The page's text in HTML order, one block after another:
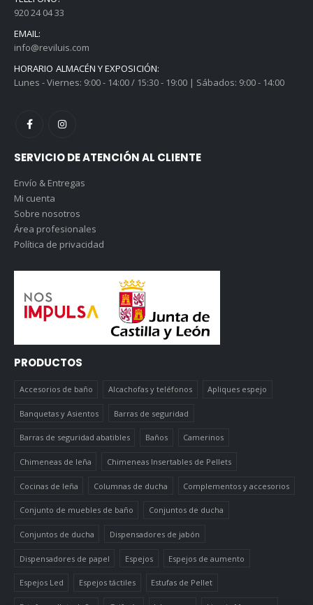
920 24 04 33
EMAIL:
info@reviluis.com
HORARIO ALMACÉN Y EXPOSICIÓN:
Lunes - Viernes: 9:00 - 14:00 / 15:30 - 19:00 | Sábados: 9:00 - 14:00
SERVICIO DE ATENCIÓN AL CLIENTE
Envío & Entregas
Mi cuenta
Sobre nosotros
Área profesionales
Política de privacidad
PRODUCTOS
Accesorios de baño Alcachofas y teléfonos Apliques espejo
Banquetas y Asientos Barras de seguridad
Barras de seguridad abatibles Baños Camerinos
Chimeneas de leña Chimeneas Insertables de Pellets
Cocinas de leña Columnas de ducha Complementos y accesorios
Conjunto de muebles de baño Conjuntos de ducha
Conjuntos de ducha Dispensadores de jabón
Dispensadores de papel Espejos Espejos de aumento
Espejos Led Espejos táctiles Estufas de Pellet